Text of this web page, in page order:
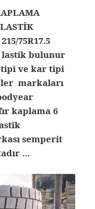
75R17.5
lastik bulunur
tipi ve kar tipi
markaları
kaplama 6
semperit
…